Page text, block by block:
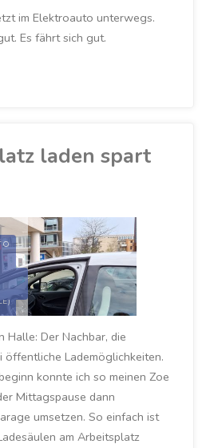
/
im Elektroauto unterwegs.
Es fährt sich gut.
laden spart
Halle: Der Nachbar, die
Lademöglichkeiten.
konnte ich so meinen Zoe
Mittagspause dann
umsetzen. So einfach ist
am Arbeitsplatz